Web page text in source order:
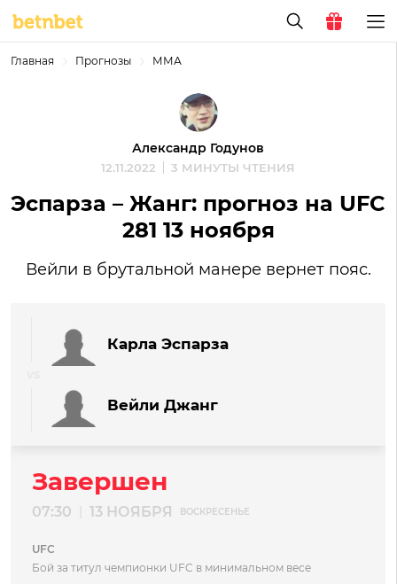
Главная Прогнозы ММА
Александр Годунов
12.11.2022 3 МИНУТЫ ЧТЕНИЯ
Эспарза – Жанг: прогноз на UFC
281 13 ноября
Вейли в брутальной манере вернет пояс.
Карла Эспарза
Вейли Джанг
Завершен
07:30 13 НОЯБРЯ ВОСКРЕСЕНЬЕ
UFC
Бой за титул чемпионки UFC в минимальном весе